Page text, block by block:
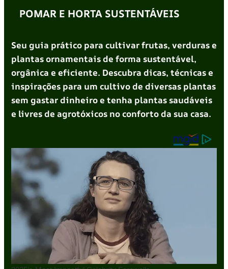
POMAR E HORTA SUSTENTÁVEIS
Seu guia prático para cultivar frutas, verduras e
plantas ornamentais de forma sustentável,
orgânica e eficiente. Descubra dicas, técnicas e
inspirações para um cultivo de diversas plantas
sem gastar dinheiro e tenha plantas saudáveis
e livres de agrotóxicos no conforto da sua casa.